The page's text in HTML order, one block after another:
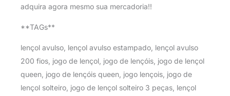
adquira agora mesmo sua mercadoria!!
**TAGs**
lençol avulso, lençol avulso estampado, lençol avulso
200 fios, jogo de lençol, jogo de lençóis, jogo de lençol
queen, jogo de lençóis queen, jogo lençois, jogo de
lençol solteiro, jogo de lençol solteiro 3 peças, lençol